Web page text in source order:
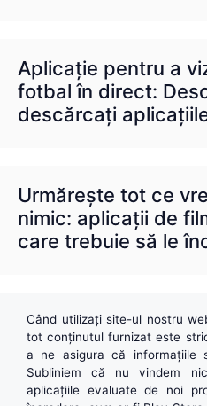
Aplicație pentru a
fotbal în direct:
descărcați
Urmărește tot ce
nimic: aplicații de
care trebuie să le
Când utilizați site-ul nostru
tot conținutul furnizat este
a ne asigura că informațiile
Subliniem că nu vindem
aplicațiile evaluate de noi